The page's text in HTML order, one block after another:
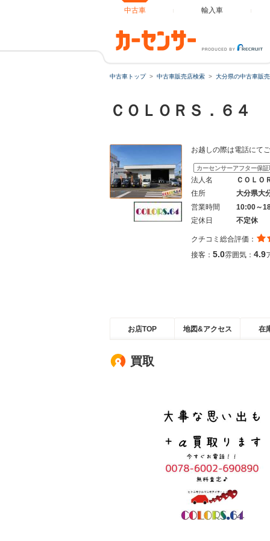
中古車 輸入車
中古車トップ 中古車販売店検索 大分県の中古車販
ＣＯＬＯＲＳ．６４
お越しの際は電話にて
カーセンサーアフター保
法人名
ＣＯＬＯ
住所
大分県大
営業時間
10:00～
定休日
不定休
クチコミ総合評価：
接客： 5.0雰囲気： 4.9
お店TOP 地図&アクセス 在
買取